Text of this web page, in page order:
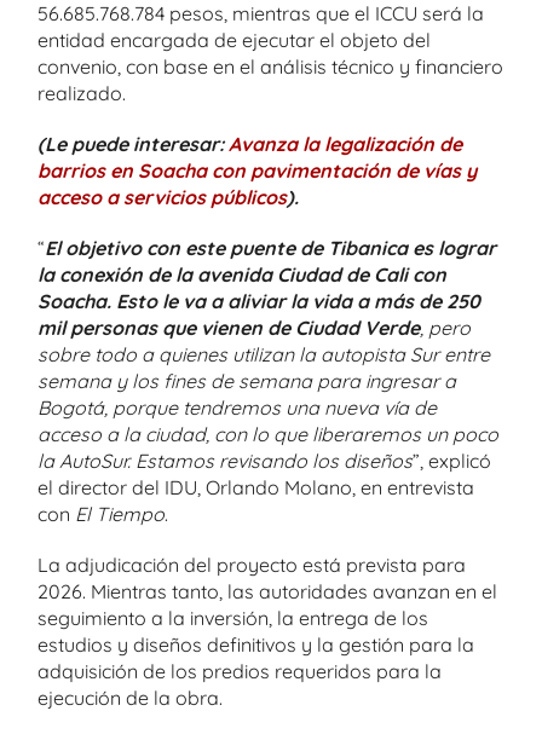
56.685.768.784 pesos, mientras que el ICCU será la
entidad encargada de ejecutar el objeto del
convenio, con base en el análisis técnico y financiero
realizado.
(Le puede interesar:Avanza la legalización de
barrios en Soacha con pavimentación de vías y
acceso a servicios públicos).
“El objetivo con este puente de Tibanica es lograr
la conexión de la avenida Ciudad de Cali con
Soacha. Esto le va a aliviar la vida a más de 250
mil personas que vienen de Ciudad Verde, pero
sobre todo a quienes utilizan la autopista Sur entre
semana y los fines de semana para ingresar a
Bogotá, porque tendremos una nueva vía de
acceso a la ciudad, con lo que liberaremos un poco
la AutoSur. Estamos revisando los diseños”, explicó
el director del IDU, Orlando Molano, en entrevista
con El Tiempo.
La adjudicación del proyecto está prevista para
2026. Mientras tanto, las autoridades avanzan en el
seguimiento a la inversión, la entrega de los
estudios y diseños definitivos y la gestión para la
adquisición de los predios requeridos para la
ejecución de la obra.